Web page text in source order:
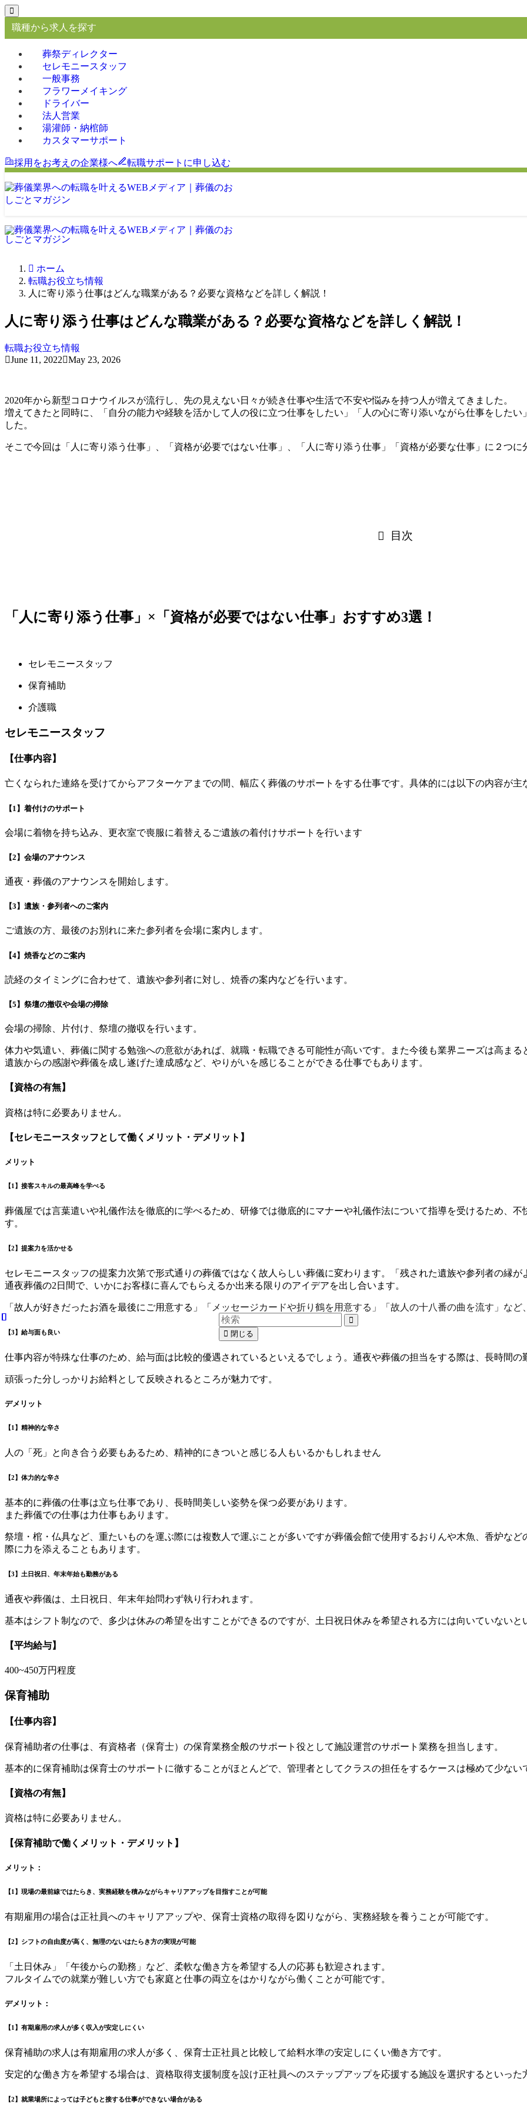
職種から求人を探す
葬祭ディレクター
セレモニースタッフ
一般事務
フラワーメイキング
ドライバー
法人営業
湯灌師・納棺師
カスタマーサポート
採用をお考えの企業様へ
転職サポートに申し込む
ホーム
転職お役立ち情報
人に寄り添う仕事はどんな職業がある？必要な資格などを詳しく解説！
人に寄り添う仕事はどんな職業がある？必要な資格などを詳しく解説！
転職お役立ち情報
June 11, 2022
May 23, 2026
2020年から新型コロナウイルスが流行し、先の見えない日々が続き仕事や生活で不安や悩みを持つ人が増えてきました。
増えてきたと同時に、「自分の能力や経験を活かして人の役に立つ仕事をしたい」「人の心に寄り添いながら仕事をした
した。
そこで今回は「人に寄り添う仕事」、「資格が必要ではない仕事」、「人に寄り添う仕事」「資格が必要な仕事」に２つに
目次
「人に寄り添う仕事」×「資格が必要ではない仕事」おすすめ3選！
セレモニースタッフ
保育補助
介護職
セレモニースタッフ
【仕事内容】
亡くなられた連絡を受けてからアフターケアまでの間、幅広く葬儀のサポートをする仕事です。具体的には以下の内容が主
【1】着付けのサポート
会場に着物を持ち込み、更衣室で喪服に着替えるご遺族の着付けサポートを行います
【2】会場のアナウンス
通夜・葬儀のアナウンスを開始します。
【3】遺族・参列者へのご案内
ご遺族の方、最後のお別れに来た参列者を会場に案内します。
【4】焼香などのご案内
読経のタイミングに合わせて、遺族や参列者に対し、焼香の案内などを行います。
【5】祭壇の撤収や会場の掃除
会場の掃除、片付け、祭壇の撤収を行います。
体力や気遣い、葬儀に関する勉強への意欲があれば、就職・転職できる可能性が高いです。また今後も業界ニーズは高まる
遺族からの感謝や葬儀を成し遂げた達成感など、やりがいを感じることができる仕事でもあります。
【資格の有無】
資格は特に必要ありません。
【セレモニースタッフとして働くメリット・デメリット】
メリット
【1】接客スキルの最高峰を学べる
葬儀屋では言葉遣いや礼儀作法を徹底的に学べるため、研修では徹底的にマナーや礼儀作法について指導を受けるため、
す。
【2】提案力を活かせる
セレモニースタッフの提案力次第で形式通りの葬儀ではなく故人らしい葬儀に変わります。「残された遺族や参列者の縁
通夜葬儀の2日間で、いかにお客様に喜んでもらえるか出来る限りのアイデアを出し合います。
「故人が好きだったお酒を最後にご用意する」「メッセージカードや折り鶴を用意する」「故人の十八番の曲を流す」など
【3】給与面も良い
仕事内容が特殊な仕事のため、給与面は比較的優遇されているといえるでしょう。通夜や葬儀の担当をする際は、長時間の
頑張った分しっかりお給料として反映されるところが魅力です。
デメリット
【1】精神的な辛さ
人の「死」と向き合う必要もあるため、精神的にきついと感じる人もいるかもしれません
【2】体力的な辛さ
基本的に葬儀の仕事は立ち仕事であり、長時間美しい姿勢を保つ必要があります。
また葬儀での仕事は力仕事もあります。
祭壇・棺・仏具など、重たいものを運ぶ際には複数人で運ぶことが多いですが葬儀会館で使用するおりんや木魚、香炉な
際に力を添えることもあります。
【3】土日祝日、年末年始も勤務がある
通夜や葬儀は、土日祝日、年末年始問わず執り行われます。
基本はシフト制なので、多少は休みの希望を出すことができるのですが、土日祝日休みを希望される方には向いていないと
【平均給与】
400~450万円程度
保育補助
【仕事内容】
保育補助者の仕事は、有資格者（保育士）の保育業務全般のサポート役として施設運営のサポート業務を担当します。
基本的に保育補助は保育士のサポートに徹することがほとんどで、管理者としてクラスの担任をするケースは極めて少ない
【資格の有無】
資格は特に必要ありません。
【保育補助で働くメリット・デメリット】
メリット：
【1】現場の最前線ではたらき、実務経験を積みながらキャリアアップを目指すことが可能
有期雇用の場合は正社員へのキャリアアップや、保育士資格の取得を図りながら、実務経験を養うことが可能です。
【2】シフトの自由度が高く、無理のないはたらき方の実現が可能
「土日休み」「午後からの勤務」など、柔軟な働き方を希望する人の応募も歓迎されます。
フルタイムでの就業が難しい方でも家庭と仕事の両立をはかりながら働くことが可能です。
デメリット：
【1】有期雇用の求人が多く収入が安定しにくい
保育補助の求人は有期雇用の求人が多く、保育士正社員と比較して給料水準の安定しにくい働き方です。
安定的な働き方を希望する場合は、資格取得支援制度を設け正社員へのステップアップを応援する施設を選択するといった
【2】就業場所によっては子どもと接する仕事ができない場合がある
閉じる